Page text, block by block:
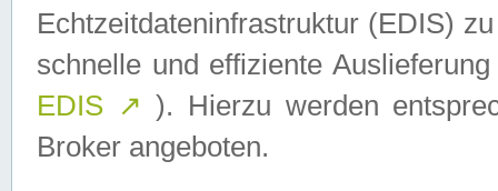
Echtzeitdateninfrastruktur (EDIS)
schnelle und effiziente
EDIS ↗ ). Hierzu werden
Broker angeboten.